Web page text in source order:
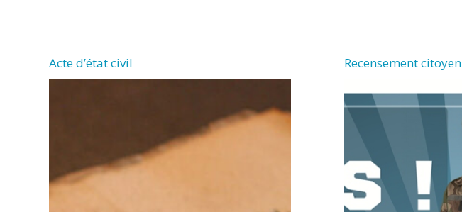
(17460)
Acte d’état civil Recensement citoyen